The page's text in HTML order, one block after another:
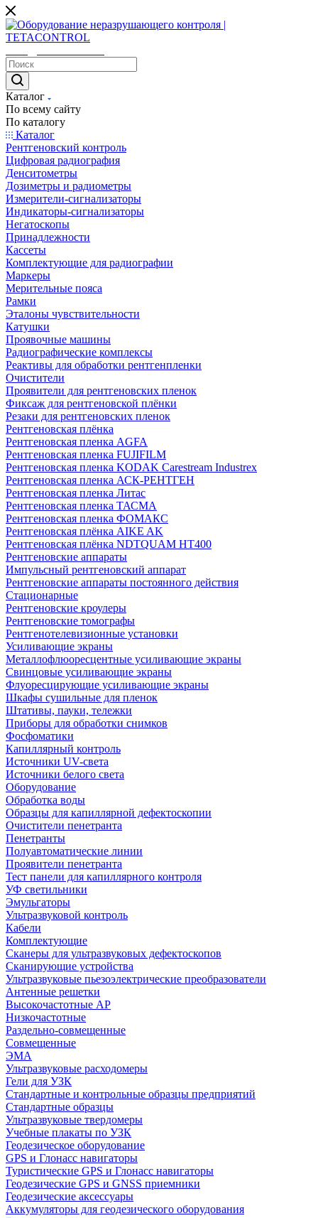
Каталог
По всему сайту
По каталогу
Каталог
Рентгеновский контроль
Цифровая радиография
Денситометры
Дозиметры и радиометры
Измерители-сигнализаторы
Индикаторы-сигнализаторы
Негатоскопы
Принадлежности
Кассеты
Комплектующие для радиографии
Маркеры
Мерительные пояса
Рамки
Эталоны чувствительности
Катушки
Проявочные машины
Радиографические комплексы
Реактивы для обработки рентгенпленки
Очистители
Проявители для рентгеновских пленок
Фиксаж для рентгеновской плёнки
Резаки для рентгеновских пленок
Рентгеновская плёнка
Рентгеновская пленка AGFA
Рентгеновская пленка FUJIFILM
Рентгеновская пленка KODAK Carestream Industrex
Рентгеновская пленка АСК-РЕНТГЕН
Рентгеновская пленка Литас
Рентгеновская пленка ТАСМА
Рентгеновская пленка ФОМАКС
Рентгеновская плёнка AIKE AK
Рентгеновская плёнка NDTQUAM HT400
Рентгеновские аппараты
Импульсный рентгеновский аппарат
Рентгеновские аппараты постоянного действия
Стационарные
Рентгеновские кроулеры
Рентгеновские томографы
Рентгенотелевизионные установки
Усиливающие экраны
Металлофлюоресцентные усиливающие экраны
Свинцовые усиливающие экраны
Флуоресцирующие усиливающие экраны
Шкафы сушильные для пленок
Штативы, пауки, тележки
Приборы для обработки снимков
Фосфоматики
Капиллярный контроль
Источники UV-света
Источники белого света
Оборудование
Обработка воды
Образцы для капиллярной дефектоскопии
Очистители пенетранта
Пенетранты
Полуавтоматические линии
Проявители пенетранта
Тест панели для капиллярного контроля
УФ светильники
Эмульгаторы
Ультразвуковой контроль
Кабели
Комплектующие
Сканеры для ультразвуковых дефектоскопов
Сканирующие устройства
Ультразвуковые пьезоэлектрические преобразователи
Антенные решетки
Высокочастотные АР
Низкочастотные
Раздельно-совмещенные
Совмещенные
ЭМА
Ультразвуковые расходомеры
Гели для УЗК
Стандартные и контрольные образцы предприятий
Стандартные образцы
Ультразвуковые твердомеры
Учебные плакаты по УЗК
Геодезическое оборудование
GPS и Глонасс навигаторы
Туристические GPS и Глонасс навигаторы
Геодезические GPS и GNSS приемники
Геодезические аксессуары
Аккумуляторы для геодезического оборудования